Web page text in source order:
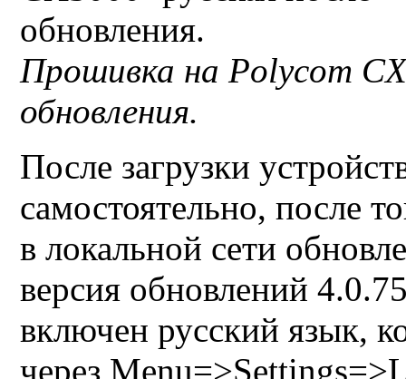
Прошивка наPolycom
обновления.
После загрузки
самостоятельно, после
в локальной сети
версия обновлений
включен русский язык,
через